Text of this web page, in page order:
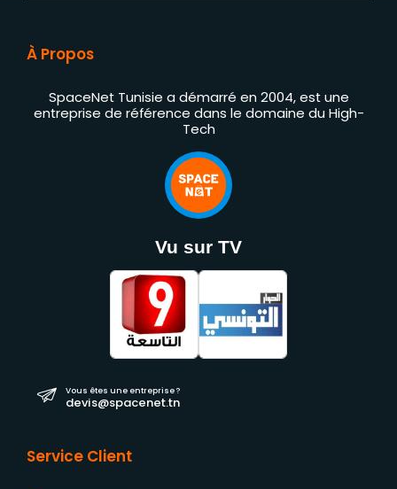
À Propos
SpaceNet Tunisie a démarré en 2004, est une
entreprise de référence dans le domaine du High-
Tech
Vu sur TV
Vous êtes une entreprise ?
devis@spacenet.tn
Service Client